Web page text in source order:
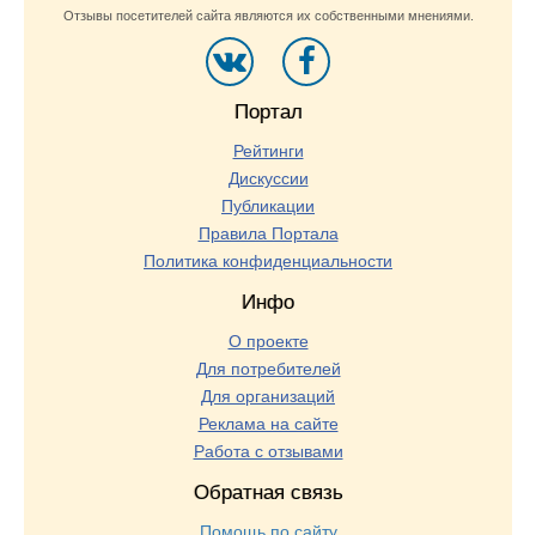
Отзывы посетителей сайта являются их собственными мнениями.
Портал
Рейтинги
Дискуссии
Публикации
Правила Портала
Политика конфиденциальности
Инфо
О проекте
Для потребителей
Для организаций
Реклама на сайте
Работа с отзывами
Обратная связь